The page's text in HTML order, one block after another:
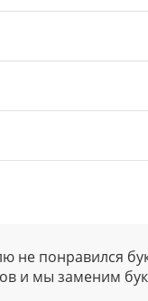
не понравился
и мы заменим